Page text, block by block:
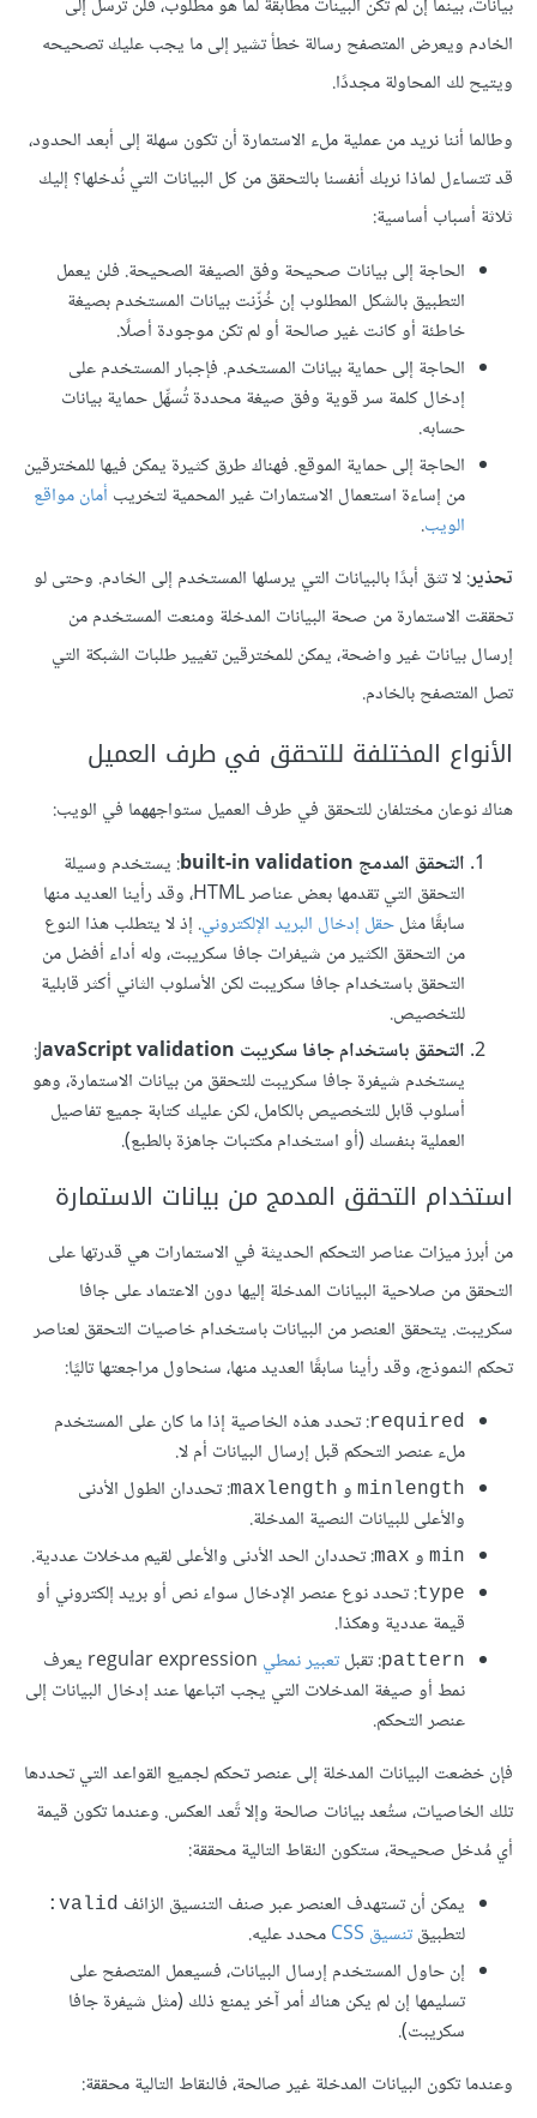
بيانات، بينما إن لم تكن البينات مطابقة لما هو مطلوب، فلن تّرسل إلى
الخادم ويعرض المتصفح رسالة خطأ تشير إلى ما يجب عليك تصحيحه
ويتيح لك المحاولة مجددًا.
وطالما أننا نريد من عملية ملء الاستمارة أن تكون سهلة إلى أبعد الحدود،
قد تتساءل لماذا نربك أنفسنا بالتحقق من كل البيانات التي نُدخلها؟ إليك
ثلاثة أسباب أساسية:
الحاجة إلى بيانات صحيحة وفق الصيغة الصحيحة. فلن يعمل
التطبيق بالشكل المطلوب إن خُزّنت بيانات المستخدم بصيغة
خاطئة أو كانت غير صالحة أو لم تكن موجودة أصلًا.
الحاجة إلى حماية بيانات المستخدم. فإجبار المستخدم على
إدخال كلمة سر قوية وفق صيغة محددة تُسهِّل حماية بيانات
حسابه.
الحاجة إلى حماية الموقع. فهناك طرق كثيرة يمكن فيها للمخترقين
من إساءة استعمال الاستمارات غير المحمية لتخريب أمان مواقع
الويب.
تحذير: لا تثق أبدًا بالبيانات التي يرسلها المستخدم إلى الخادم. وحتى لو
تحققت الاستمارة من صحة البيانات المدخلة ومنعت المستخدم من
إرسال بيانات غير واضحة، يمكن للمخترقين تغيير طلبات الشبكة التي
تصل المتصفح بالخادم.
اﻷنواع المختلفة للتحقق في طرف العميل
هناك نوعان مختلفان للتحقق في طرف العميل ستواجههما في الويب:
التحقق المدمج built-in validation
: يستخدم وسيلة
التحقق التي تقدمها بعض عناصر HTML، وقد رأينا العديد منها
سابقًا مثلحقل إدخال البريد اﻹلكتروني. إذ لا يتطلب هذا النوع
من التحقق الكثير من شيفرات جافا سكريبت، وله أداء أفضل من
التحقق باستخدام جافا سكريبت لكن الأسلوب الثاني أكثر قابلية
للتخصيص.
التحقق باستخدام جافا سكريبت avaScript validation
:
يستخدم شيفرة جافا سكريبت للتحقق من بيانات الاستمارة، وهو
أسلوب قابل للتخصيص بالكامل، لكن عليك كتابة جميع تفاصيل
العملية بنفسك (أو استخدام مكتبات جاهزة بالطبع).
استخدام التحقق المدمج من بيانات الاستمارة
من أبرز ميزات عناصر التحكم الحديثة في الاستمارات هي قدرتها على
التحقق من صلاحية البيانات المدخلة إليها دون الاعتماد على جافا
سكريبت. يتحقق العنصر من البيانات باستخدام خاصيات التحقق لعناصر
تحكم النموذج، وقد رأينا سابقًا العديد منها، سنحاول مراجعتها تاليًا:
required: تحدد هذه الخاصية إذا ما كان على المستخدم
ملء عنصر التحكم قبل إرسال البيانات أم لا.
minlength و maxlength: تحددان الطول اﻷدنى
واﻷعلى للبيانات النصية المدخلة.
min و max: تحددان الحد اﻷدنى واﻷعلى لقيم مدخلات عددية.
type: تحدد نوع عنصر اﻹدخال سواء نص أو بريد إلكتروني أو
قيمة عددية وهكذا.
pattern: تقبلتعبير نمطي
regular expression يعرف
نمط أو صيغة المدخلات التي يجب اتباعها عند إدخال البيانات إلى
عنصر التحكم.
فإن خضعت البيانات المدخلة إلى عنصر تحكم لجميع القواعد التي تحددها
تلك الخاصيات، ستُعد بيانات صالحة وإلا تًعد العكس. وعندما تكون قيمة
أي مُدخل صحيحة، ستكون النقاط التالية محققة:
يمكن أن تستهدف العنصر عبر صنف التنسيق الزائف valid:
لتطبيقتنسيق CSS
محدد عليه.
إن حاول المستخدم إرسال البيانات، فسيعمل المتصفح على
تسليمها إن لم يكن هناك أمر آخر يمنع ذلك (مثل شيفرة جافا
سكريبت).
وعندما تكون البيانات المدخلة غير صالحة، فالنقاط التالية محققة: